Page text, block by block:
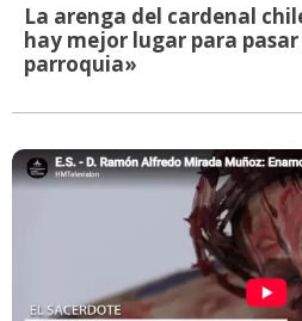
La arenga del cardenal
hay mejor lugar para
parroquia»